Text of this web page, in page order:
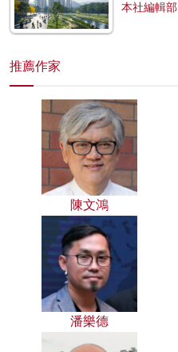
本社編輯部
推薦作家
陳文鴻
潘樂德